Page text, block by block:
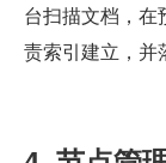
台扫描文档，在
责索引建立，并